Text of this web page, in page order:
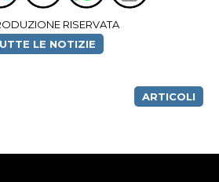
RISERVATA
LE NOTIZIE
ARTICOLI